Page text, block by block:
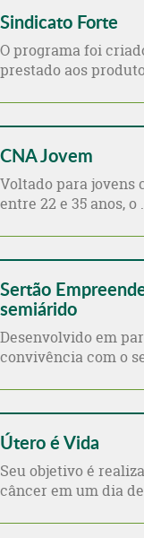
Sindicato Forte
O programa foi
prestado aos
CNA Jovem
Voltado para jovens
entre 22 e 35 anos, o
Sertão
semiárido
Desenvolvido em
convivência com o
Útero é Vida
Seu objetivo é
câncer em um dia